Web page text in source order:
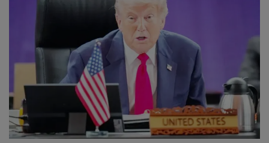
Guest Author
About Author
Contact
Dipotsav Special